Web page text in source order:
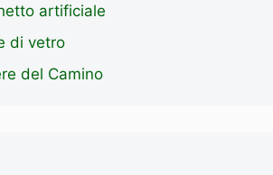
artificiale
di vetro
del Camino